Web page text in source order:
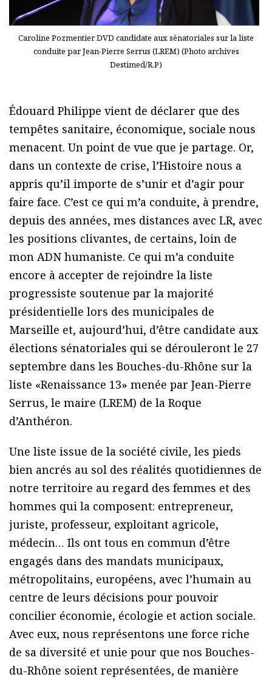
Caroline Pozmentier DVD candidate aux sénatoriales sur la liste
conduite par Jean-Pierre Serrus (LREM) (Photo archives
Destimed/R.P)
Édouard Philippe vient de déclarer que des
tempêtes sanitaire, économique, sociale nous
menacent. Un point de vue que je partage. Or,
dans un contexte de crise, l’Histoire nous a
appris qu’il importe de s’unir et d’agir pour
faire face. C’est ce qui m’a conduite, à prendre,
depuis des années, mes distances avec LR, avec
les positions clivantes, de certains, loin de
mon ADN humaniste. Ce qui m’a conduite
encore à accepter de rejoindre la liste
progressiste soutenue par la majorité
présidentielle lors des municipales de
Marseille et, aujourd’hui, d’être candidate aux
élections sénatoriales qui se dérouleront le 27
septembre dans les Bouches-du-Rhône sur la
liste «Renaissance 13» menée par Jean-Pierre
Serrus, le maire (LREM) de la Roque
d’Anthéron.
Une liste issue de la société civile, les pieds
bien ancrés au sol des réalités quotidiennes de
notre territoire au regard des femmes et des
hommes qui la composent: entrepreneur,
juriste, professeur, exploitant agricole,
médecin… Ils ont tous en commun d’être
engagés dans des mandats municipaux,
métropolitains, européens, avec l’humain au
centre de leurs décisions pour pouvoir
concilier économie, écologie et action sociale.
Avec eux, nous représentons une force riche
de sa diversité et unie pour que nos Bouches-
du-Rhône soient représentées, de manière